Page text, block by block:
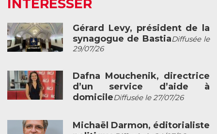
INTÉRESSER
Gérard Levy, président de la
synagogue de BastiaDiffusée le
29/07/26
Dafna Mouchenik, directrice
d’un service d’aide à
domicileDiffusée le 27/07/26
Michaël Darmon, éditorialiste